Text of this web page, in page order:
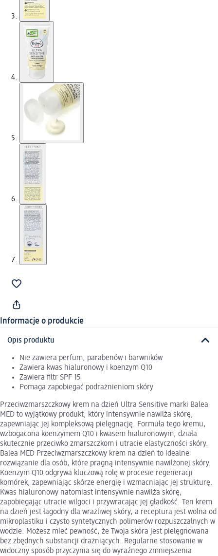
Informacje o produkcie
Opis produktu
Nie zawiera perfum, parabenów i barwników
Zawiera kwas hialuronowy i koenzym Q10
Zawiera filtr SPF 15
Pomaga zapobiegać podrażnieniom skóry
Przeciwzmarszczkowy krem na dzień Ultra Sensitive marki Balea
MED to wyjątkowy produkt, który intensywnie nawilża skórę,
zapewniając jej kompleksową pielęgnację. Formuła tego kremu,
wzbogacona koenzymem Q10 i kwasem hialuronowym, działa
skutecznie przeciwko zmarszczkom i utracie elastyczności skóry.
Balea MED Przeciwzmarszczkowy krem na dzień to idealne
rozwiązanie dla osób, które pragną intensywnie nawilżonej skóry.
Koenzym Q10 odgrywa kluczową rolę w procesie regeneracji
komórek, zapewniając skórze energię i wzmacniając jej strukturę.
Kwas hialuronowy natomiast intensywnie nawilża skórę,
zapobiegając utracie wilgoci i przywracając jej gładkość. Ten krem
na dzień jest łagodny dla wrażliwej skóry, a receptura jest wolna od
mikroplastiku i czysto syntetycznych polimerów rozpuszczalnych w
wodzie. Możesz mieć pewność, że Twoja skóra jest pielęgnowana
bez zbędnych substancji drażniących. Regularne stosowanie w
widoczny sposób przyczynia się do wyraźnego zmniejszenia